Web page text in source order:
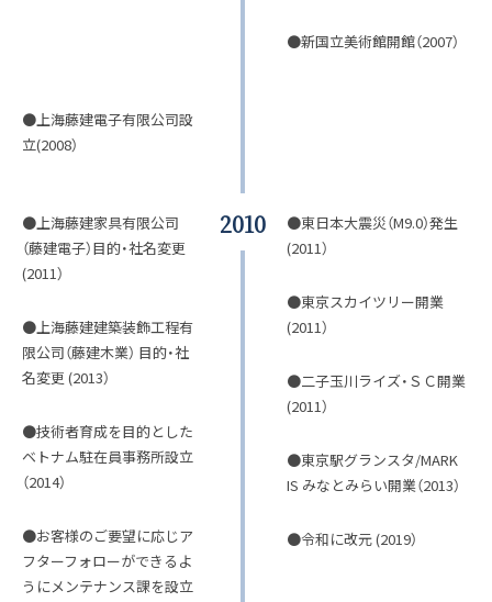
●新国立美術館開館（2007）
●上海藤建電子有限公司設
立(2008）
●上海藤建家具有限公司
（藤建電子）目的・社名変更
(2011）
●上海藤建建築装飾工程有
限公司（藤建木業） 目的・社
名変更 (2013）
●技術者育成を目的とした
ベトナム駐在員事務所設立
（2014）
●お客様のご要望に応じア
フターフォローができるよ
うにメンテナンス課を設立
2010
●東日本大震災（M9.0）発生
(2011）
●東京スカイツリー開業
(2011）
●二子玉川ライズ・ＳＣ開業
(2011）
●東京駅グランスタ/MARK
IS みなとみらい開業（2013）
●令和に改元 (2019）